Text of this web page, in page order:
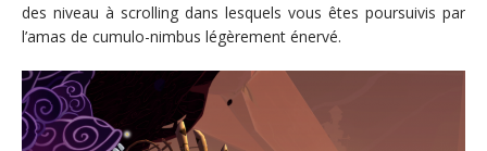
des niveau à scrolling dans lesquels vous êtes poursuivis par
l’amas de cumulo-nimbus légèrement énervé.